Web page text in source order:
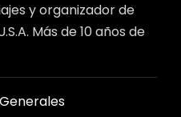
y organizador de
Más de 10 años de